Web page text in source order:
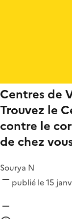
Centres de
Trouvez le
contre le
de chez
Sourya N
publié le 15